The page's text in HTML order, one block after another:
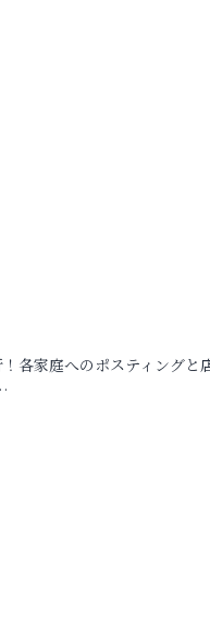
各家庭へのポスティングと